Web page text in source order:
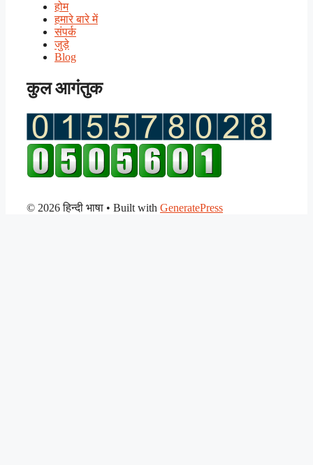
होम
हमारे बारे में
संपर्क
जुड़े
Blog
कुल आगंतुक
© 2026 हिन्दी भाषा • Built with GeneratePress